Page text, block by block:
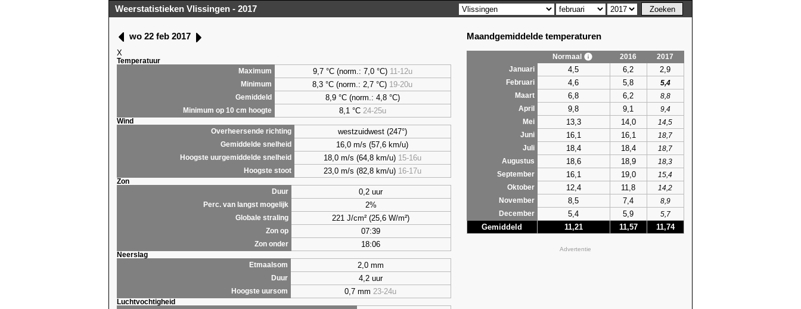
Weerstatistieken Vlissingen - 2017
wo 22 feb 2017
X
Temperatuur
Maximum
9,7 °C (norm.: 7,0 °C) 11-12u
Minimum 8,3 °C (norm.: 2,7 °C) 19-20u
Gemiddeld 8,9 °C (norm.: 4,8 °C)
Minimum op 10 cm hoogte 8,1 °C 24-25u
Wind
Overheersende richting
westzuidwest (247°)
Gemiddelde snelheid 16,0 m/s (57,6 km/u)
Hoogste uurgemiddelde snelheid 18,0 m/s (64,8 km/u) 15-16u
Hoogste stoot 23,0 m/s (82,8 km/u) 16-17u
Zon
Duur
0,2 uur
Perc. van langst mogelijk 2%
Globale straling 221 J/cm² (25,6 W/m²)
Zon op 07:39
Zon onder 18:06
Neerslag
Etmaalsom
2,0 mm
Duur 4,2 uur
Hoogste uursom 0,7 mm 23-24u
Luchtvochtigheid
Maandgemiddelde temperaturen
Normaal 2016
2017
Januari
4,5 6,2 2,9
Februari 4,6 5,8
5,4
Maart
6,8 6,2
8,8
April
9,8 9,1
9,4
Mei
13,3 14,0
14,5
Juni
16,1 16,1
18,7
Juli
18,4 18,4
18,7
Augustus
18,6 18,9
18,3
September
16,1 19,0
15,4
Oktober
12,4 11,8
14,2
November
8,5 7,4
8,9
December
5,4 5,9 5,7
Gemiddeld 11,21 11,57 11,74
Advertentie